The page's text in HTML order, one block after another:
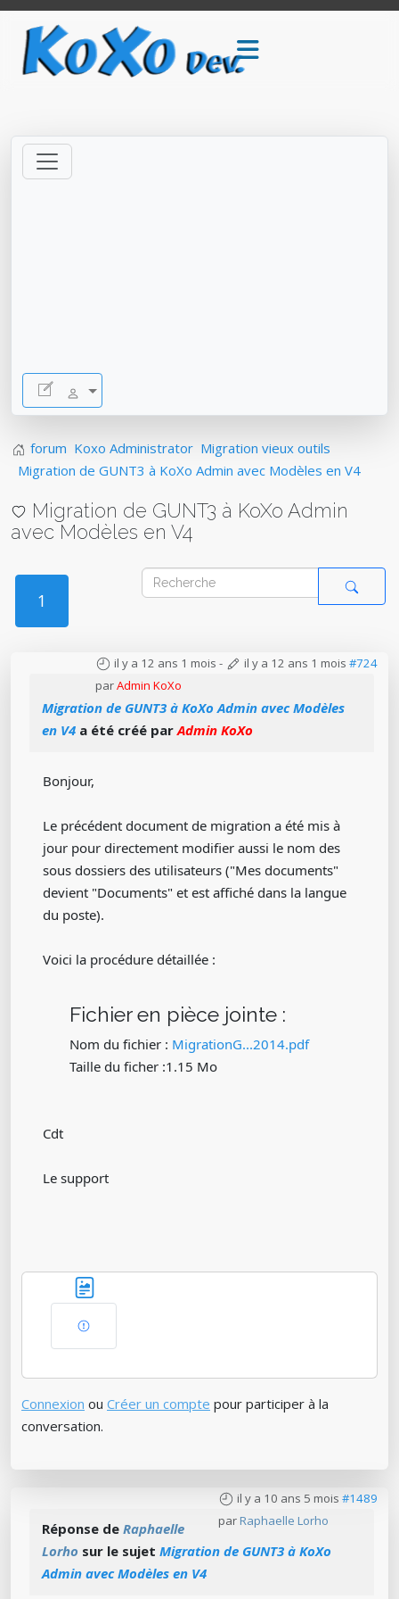
forum Koxo Administrator Migration vieux outils
Migration de GUNT3 à KoXo Admin avec Modèles en V4
Migration de GUNT3 à KoXo Admin
avec Modèles en V4
1
il y a 12 ans 1 mois - il y a 12 ans 1 mois #724
parAdmin KoXo
Migration de GUNT3 à KoXo Admin avec Modèles
en V4 a été créé parAdmin KoXo
Bonjour,
Le précédent document de migration a été mis à
jour pour directement modifier aussi le nom des
sous dossiers des utilisateurs ("Mes documents"
devient "Documents" et est affiché dans la langue
du poste).
Voici la procédure détaillée :
Fichier en pièce jointe :
Nom du fichier : MigrationG...2014.pdf
Taille du ficher :1.15 Mo
Cdt
Le support
Connexion ou Créer un compte pour participer à la
conversation.
il y a 10 ans 5 mois #1489
par Raphaelle Lorho
Réponse de Raphaelle
Lorho sur le sujet Migration de GUNT3 à KoXo
Admin avec Modèles en V4